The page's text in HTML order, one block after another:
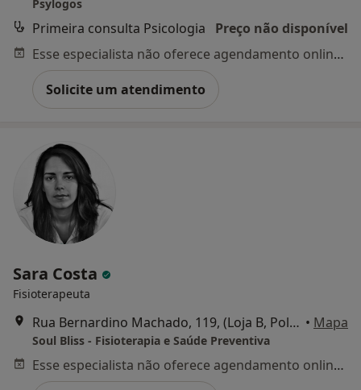
Psylogos
Primeira consulta Psicologia
Preço não disponível
Esse especialista não oferece agendamento online para esse endereço.
Solicite um atendimento
Sara Costa
Fisioterapeuta
Rua Bernardino Machado, 119, (Loja B, Polima, Abóboda), São Domingos de Rana • Mapa
Soul Bliss - Fisioterapia e Saúde Preventiva
Esse especialista não oferece agendamento online para esse endereço.